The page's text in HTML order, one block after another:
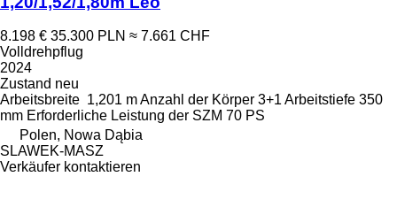
8.198 € 35.300 PLN ≈ 7.661 CHF
Volldrehpflug
2024
Zustand neu
Arbeitsbreite 1,201 mAnzahl der Körper 3+1Arbeitstiefe 350
mm Erforderliche Leistung der SZM 70 PS
Polen, Nowa Dąbia
SLAWEK-MASZ
Verkäufer kontaktieren